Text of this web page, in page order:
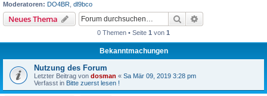
Moderatoren: DO4BR dl9bco
Neues Thema Suche
0 Themen • Seite 1 von 1
Bekanntmachungen
Nutzung des Forum
Letzter Beitrag von dosman « Sa Mär 09, 2019 3:28 pm
Verfasst in Bitte zuerst lesen !